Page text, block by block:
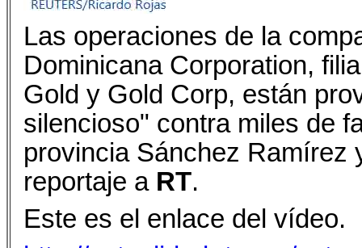
Las operaciones de la
Dominicana Corporation,
Gold y Gold Corp, están
silencioso" contra miles de
provincia Sánchez Ramírez
reportaje a RT.
Este es el enlace del vídeo.